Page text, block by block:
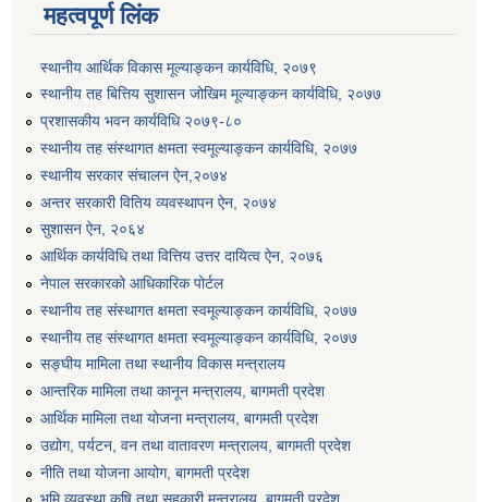
महत्वपूर्ण लिंक
स्थानीय आर्थिक विकास मूल्याङ्कन कार्यविधि, २०७९
स्थानीय तह बित्तिय सुशासन जोखिम मूल्याङ्कन कार्यविधि, २०७७
प्रशासकीय भवन कार्यविधि २०७९-८०
स्थानीय तह संस्थागत क्षमता स्वमूल्याङ्कन कार्यविधि, २०७७
स्थानीय सरकार संचालन ऐन,२०७४
अन्तर सरकारी वितिय व्यवस्थापन ऐन, २०७४
सुशासन ऐन, २०६४
आर्थिक कार्यविधि तथा वित्तिय उत्तर दायित्व ऐन, २०७६
नेपाल सरकारको आधिकारिक पोर्टल
स्थानीय तह संस्थागत क्षमता स्वमूल्याङ्कन कार्यविधि, २०७७
स्थानीय तह संस्थागत क्षमता स्वमूल्याङ्कन कार्यविधि, २०७७
सङ्घीय मामिला तथा स्थानीय विकास मन्त्रालय
आन्तरिक मामिला तथा कानून मन्त्रालय, बागमती प्रदेश
आर्थिक मामिला तथा योजना मन्त्रालय, बागमती प्रदेश
उद्योग, पर्यटन, वन तथा वातावरण मन्त्रालय, बागमती प्रदेश
नीति तथा योजना आयोग, बागमती प्रदेश